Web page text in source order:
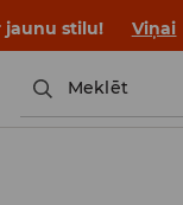
jaunu stilu! Viņai
Meklēt